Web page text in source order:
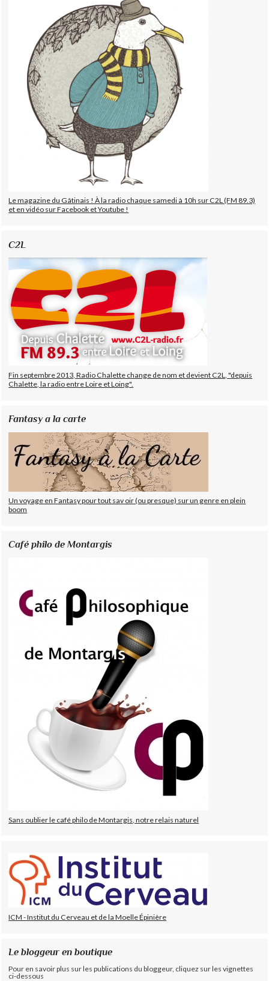
Le magazine du Gâtinais ! À la radio chaque samedi à 10h sur C2L (FM 89.3)
et en vidéo sur Facebook et Youtube !
C2L
Fin septembre 2013, Radio Chalette change de nom et devient C2L, "depuis
Chalette, la radio entre Loire et Loing".
Fantasy a la carte
Un voyage en Fantasy pour tout sav oir (ou presque) sur un genre en plein
boom
Café philo de Montargis
Sans oublier le café philo de Montargis, notre relais naturel
ICM - Institut du Cerveau et de la Moelle Épinière
Le bloggeur en boutique
Pour en savoir plus sur les publications du bloggeur, cliquez sur les vignettes
ci-dessous